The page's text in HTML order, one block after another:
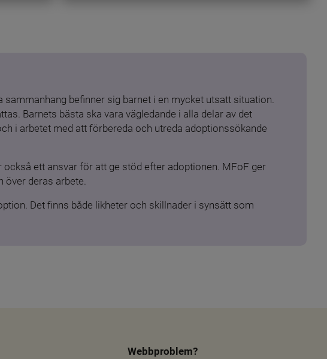
befinner sig barnet i en mycket utsatt situation.
Barnets bästa ska vara vägledande i alla delar av det
i arbetet med att förbereda och utreda adoptionssökande
ett ansvar för att ge stöd efter adoptionen. MFoF ger
deras arbete.
Det finns både likheter och skillnader i synsätt som
Webbproblem?